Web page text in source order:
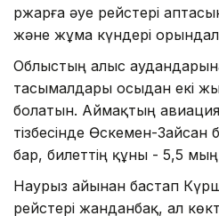
Үржарға әуе рейстері
және жұма күндері
Облыстың алыс
тасымалдары осыдан екі
болатын. Аймақтың
тізбесінде Өскемен-
бар, билеттің құны - 5,5 мың
Наурыз айынан бастап
рейстері жанданбақ, ал